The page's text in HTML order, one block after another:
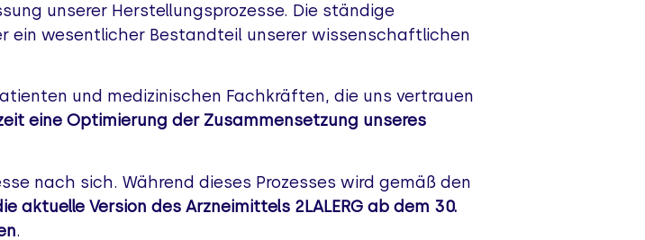
unserer Herstellungsprozesse. Die ständige
ein wesentlicher Bestandteil unserer wissenschaftlichen
und medizinischen Fachkräften, die uns vertrauen
eine Optimierung der Zusammensetzung unseres
nach sich. Während dieses Prozesses wird gemäß den
aktuelle Version des Arzneimittels 2LALERG ab dem 30.
.